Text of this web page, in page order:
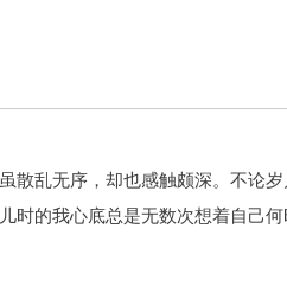
乱无序，却也感触颇深。不论岁
的我心底总是无数次想着自己何